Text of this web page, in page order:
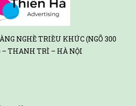
NGHỀ TRIỀU KHÚC (NGÕ 300
– THANH TRÌ – HÀ NỘI